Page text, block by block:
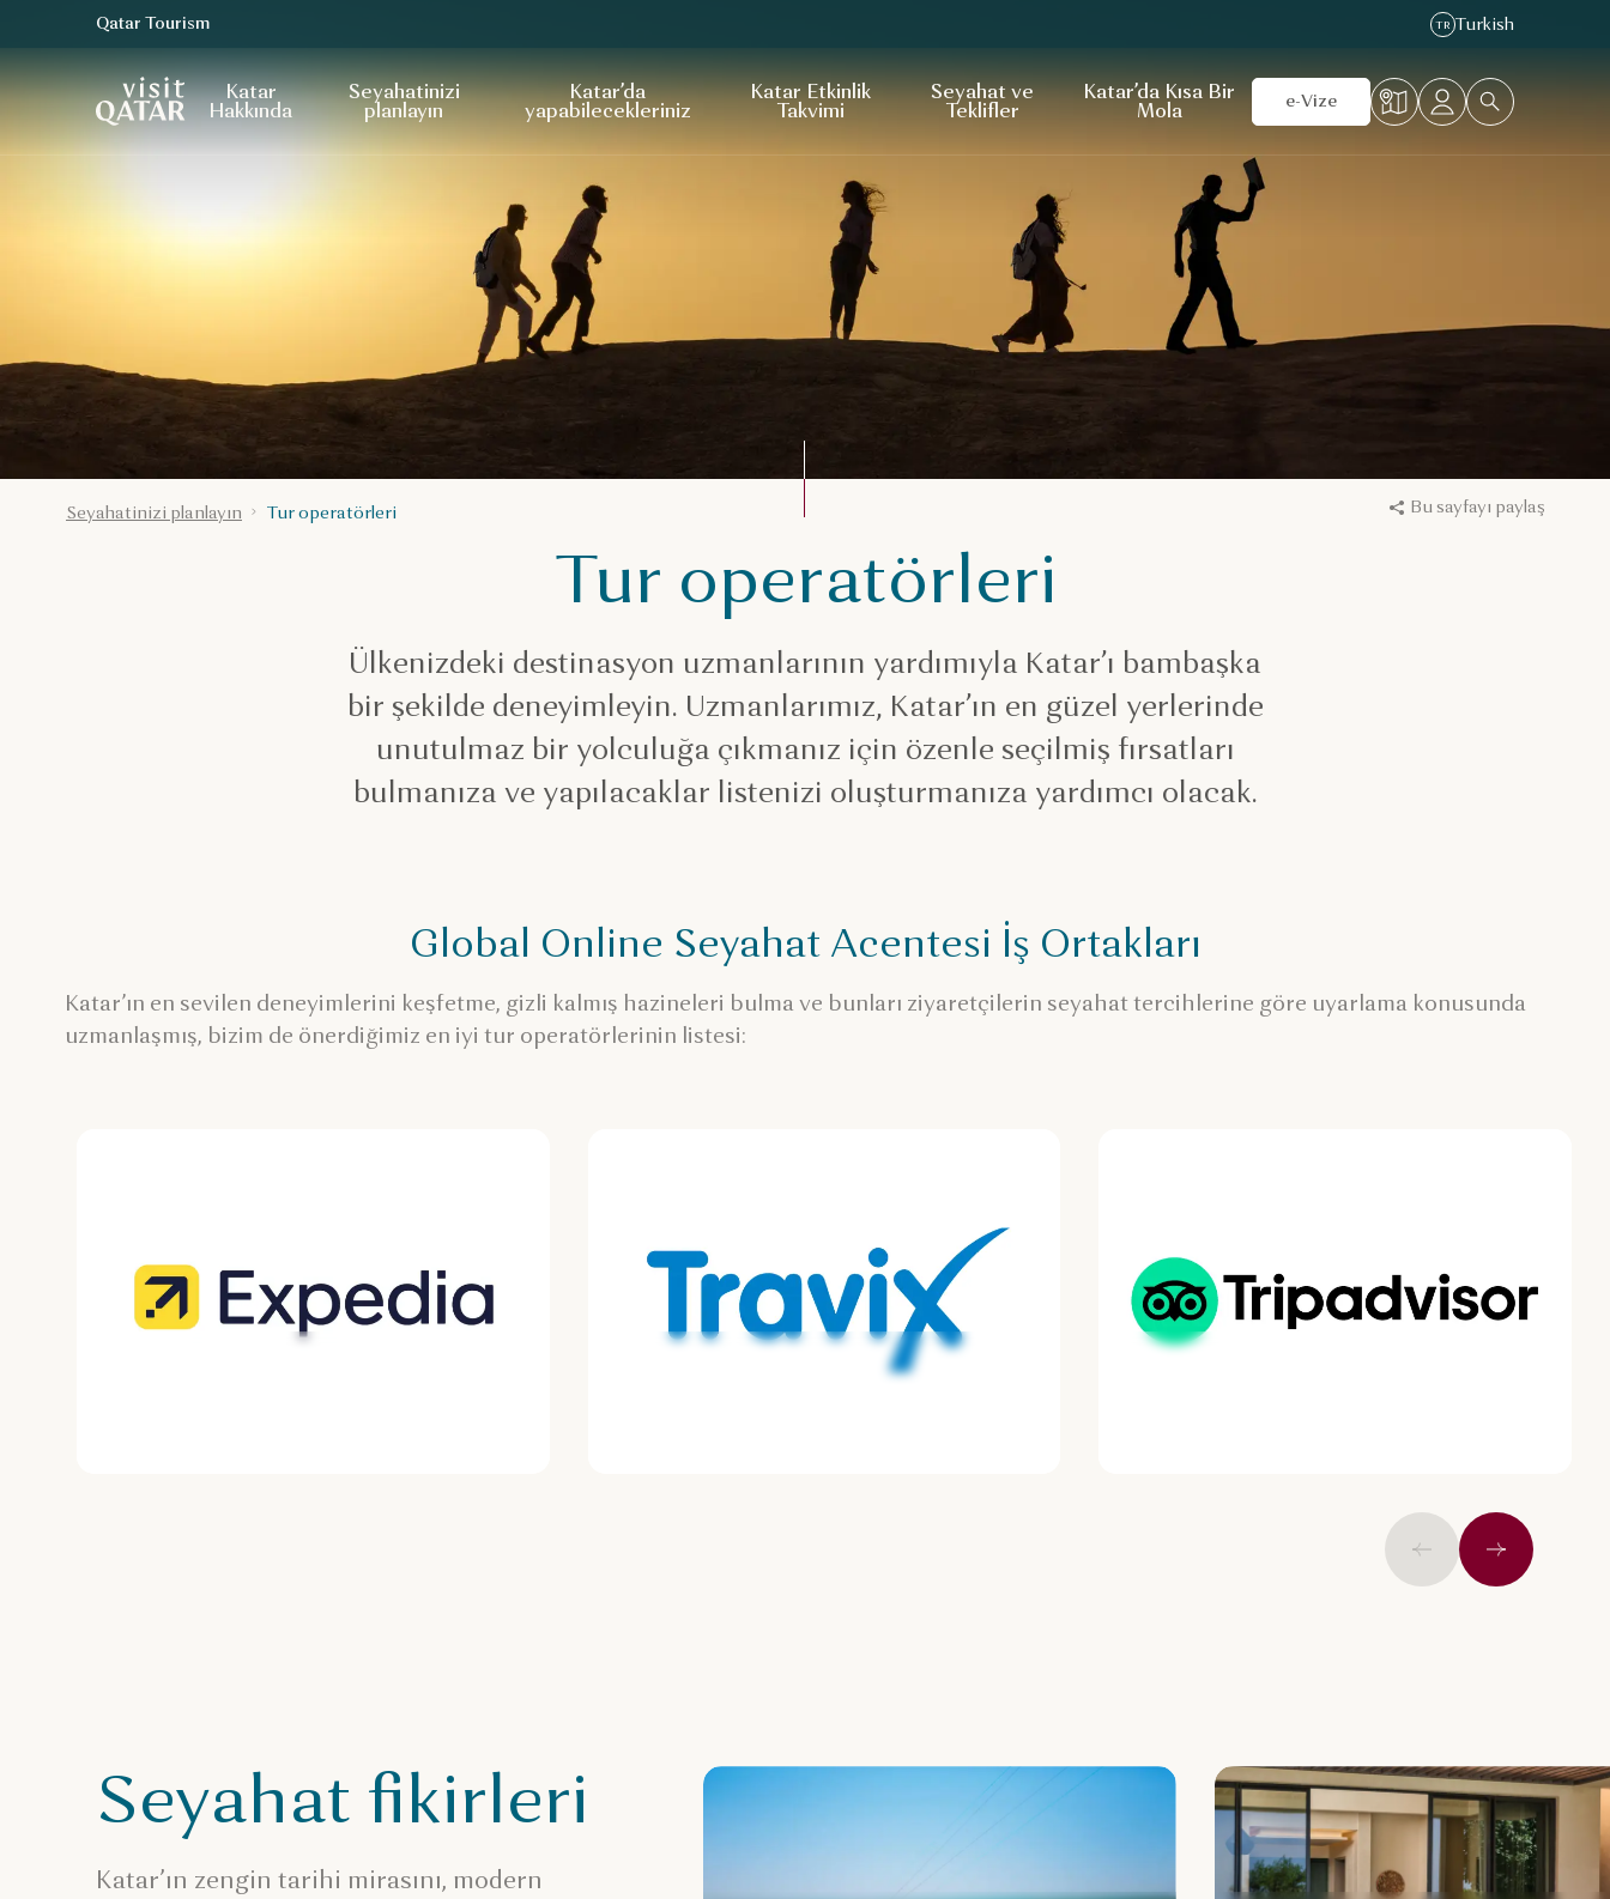
VisitQatar Ana Sayfası
Qatar Tourism TR Turkish
Katar
Hakkında
Seyahatinizi
planlayın
Katar’da
yapabilecekleriniz
Katar Etkinlik
Takvimi
Seyahat ve
Teklifler
Katar’da Kısa Bir
Mola
e-Vize
Seyahatinizi planlayın Tur operatörleri Bu sayfayı paylaş
Tur operatörleri
Ülkenizdeki destinasyon uzmanlarının yardımıyla Katar’ı bambaşka
bir şekilde deneyimleyin. Uzmanlarımız, Katar’ın en güzel yerlerinde
unutulmaz bir yolculuğa çıkmanız için özenle seçilmiş fırsatları
bulmanıza ve yapılacaklar listenizi oluşturmanıza yardımcı olacak.
Global Online Seyahat Acentesi İş Ortakları
Katar’ın en sevilen deneyimlerini keşfetme, gizli kalmış hazineleri bulma ve bunları ziyaretçilerin seyahat tercihlerine göre uyarlama konusunda
uzmanlaşmış, bizim de önerdiğimiz en iyi tur operatörlerinin listesi:
Önceki İleri
Seyahat fikirleri
Katar’ın zengin tarihi mirasını, modern